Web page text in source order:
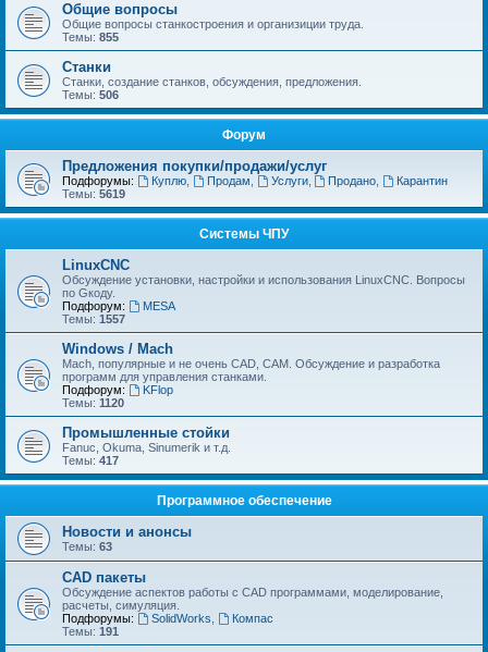
Общие вопросы
Общие вопросы станкостроения и организиции труда.
Темы: 855
Станки
Станки, создание станков, обсуждения, предложения.
Темы: 506
Форум
Предложения покупки/продажи/услуг
Подфорумы: Куплю, Продам Услуги, Продано
Карантин
Темы: 5619
Системы ЧПУ
LinuxCNC
Обсуждение установки, настройки и использования LinuxCNC. Вопросы
по Gкоду.
Подфорум:
MESA
Темы: 1557
Windows / Mach
Mach, популярные и не очень CAD, CAM. Обсуждение и разработка
программ для управления станками.
Подфорум:
KFlop
Темы: 1120
Промышленные стойки
Fanuc, Okuma, Sinumerik и т.д.
Темы: 417
Программное обеспечение
Новости и анонсы
Темы: 63
CAD пакеты
Обсуждение аспектов работы с CAD программами, моделирование,
расчеты, симуляция.
Подфорумы:
SolidWorks
Компас
Темы: 191